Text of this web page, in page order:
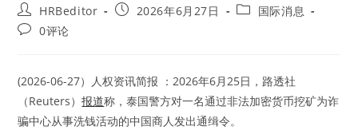
Post
author:
HRBeditor
Post2026年6月27日
Post国际消息
Post0评论
(2026-06-27）人权资讯简报 ：2026年6月25日，路透社
（Reuters）报道称，泰国警方对一名通过非法加密货币挖矿为诈
骗中心从事洗钱活动的中国商人发出通缉令。